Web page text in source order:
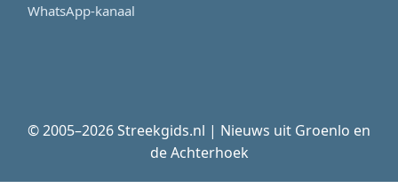
WhatsApp-kanaal
© 2005–2026 Streekgids.nl | Nieuws uit Groenlo en
de Achterhoek